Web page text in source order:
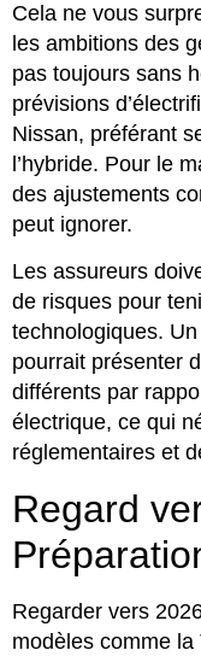
Cela ne vous
les ambitions des
pas toujours sans
prévisions
Nissan, préférant
l’hybride. Pour le
des ajustements
peut ignorer.
Les assureurs
de risques pour
technologiques.
pourrait présenter
différents par
électrique, ce qui
réglementaires et
Regard
Regarder vers
modèles comme la